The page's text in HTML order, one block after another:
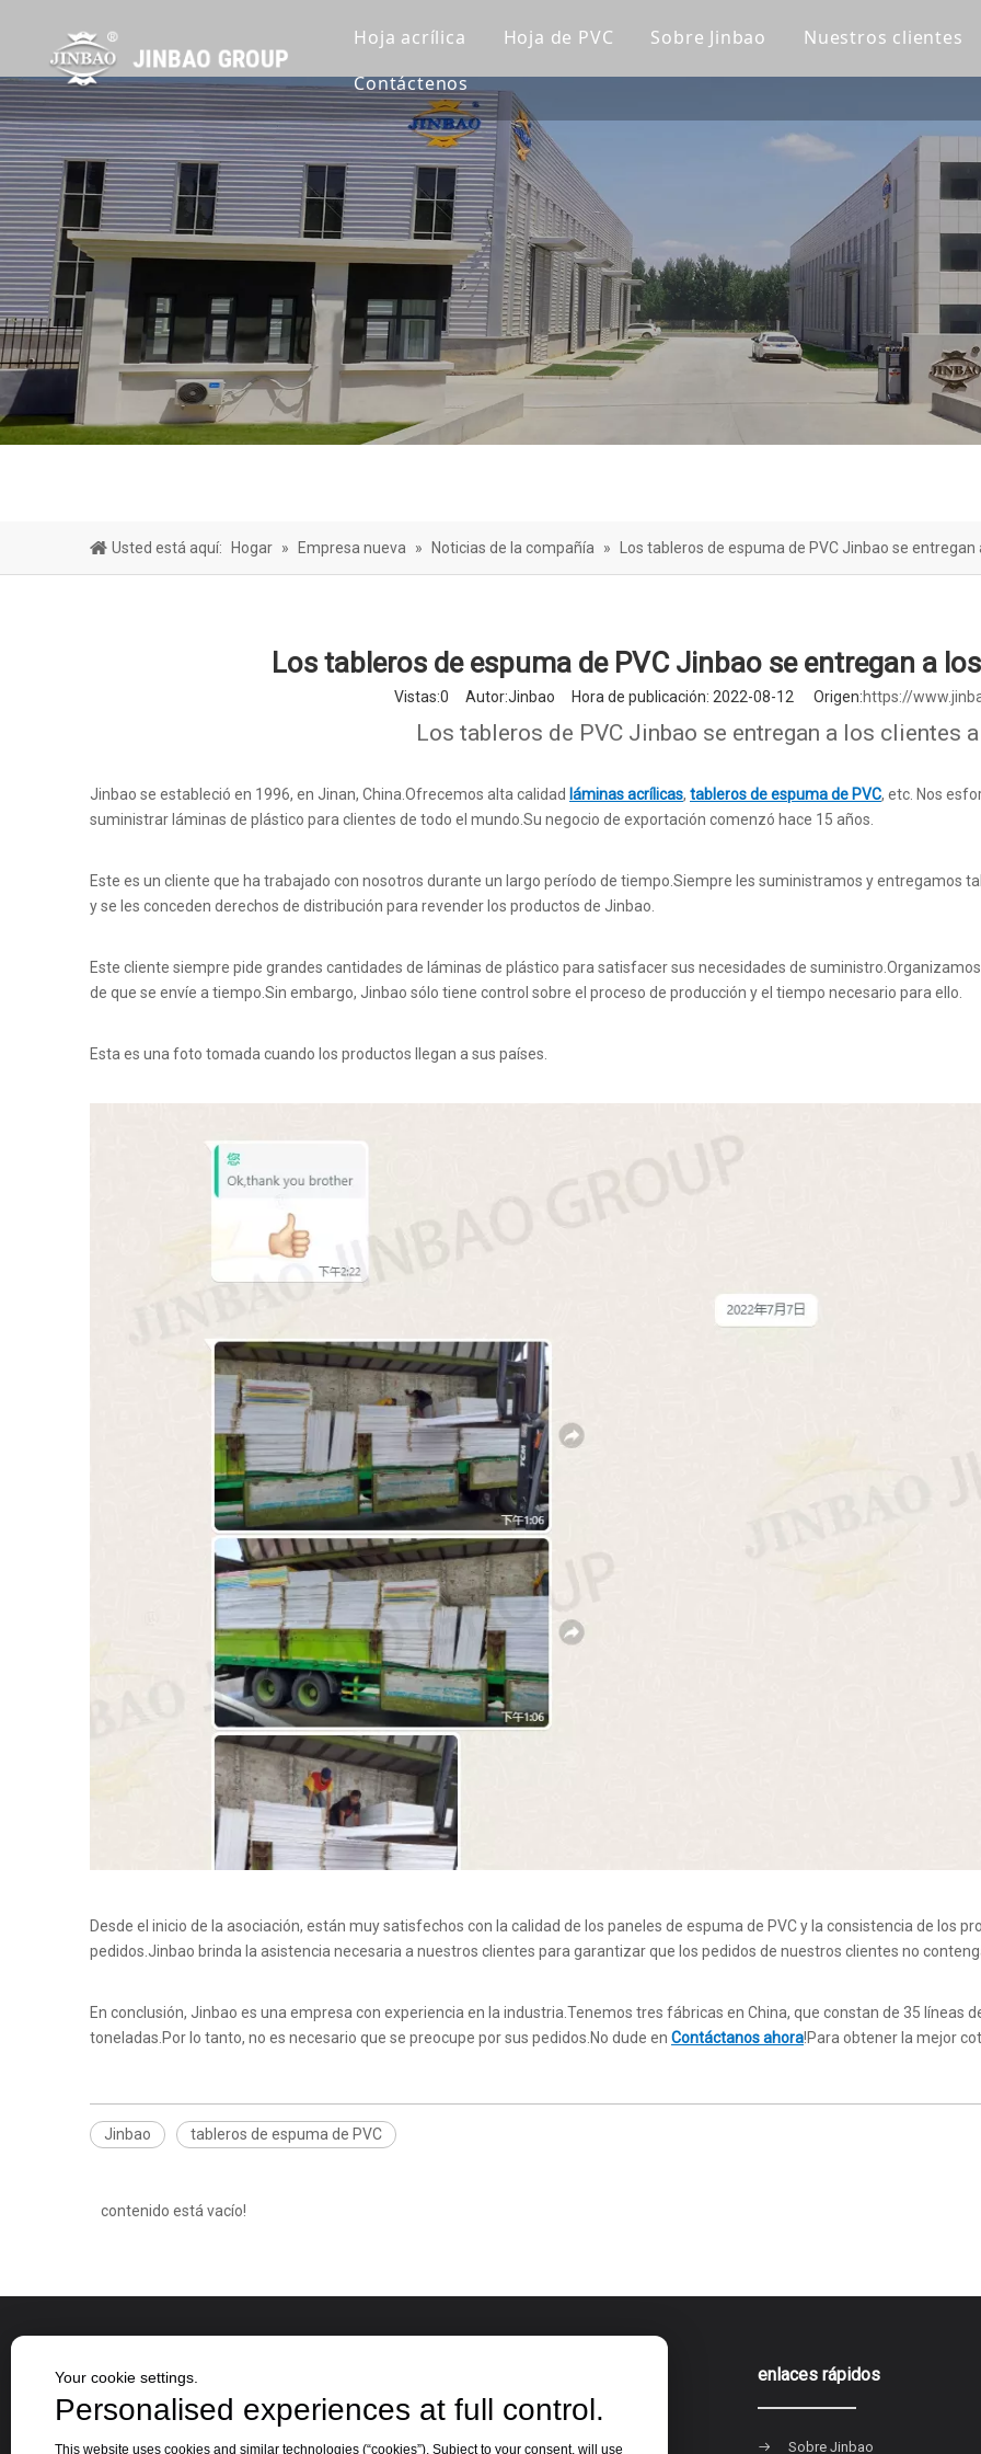
Hoja acrílica
Hoja de acrílico fundido
Hoja de acrílico transparente
Hoja de acrílico de color
Extruir lámina acrílica
Hoja de acrílico esmerilado
Hoja de acrílico espejo
Hoja de acrílico de patrón
Hoja acrílica súper gruesa
Hoja de PVC
Tablero de gabinete de PVC
Tablero de PVC Celuka
Tablero de espuma extruido de PVC
Tablero de espuma sin PVC
Panel de pared de WPC
Panel de pared ultravioleta
Sobre Jinbao
Perfil de la empresa
Línea de fábrica
Certificaciones
Noticias de la compañía
Nuestros clientes
Contáctenos
Usted está aquí: Hogar » Empresa nueva » Noticias de la compañía » Los tableros de espuma de PVC Jinbao se
Los tableros de espuma de PVC Jinbao se entregan a
Vistas:0 Autor:Jinbao Hora de publicación: 2022-08-12 Origen:https://
Los tableros de PVC Jinbao se entregan a los clientes
Jinbao se estableció en 1996, en Jinan, China.Ofrecemos alta calidad láminas acrílicas, tableros de espuma de PVC, etc. Nos
suministrar láminas de plástico para clientes de todo el mundo.Su negocio de exportación comenzó hace 15 años.
Este es un cliente que ha trabajado con nosotros durante un largo período de tiempo.Siempre les suministramos y entregamos
y se les conceden derechos de distribución para revender los productos de Jinbao.
Este cliente siempre pide grandes cantidades de láminas de plástico para satisfacer sus necesidades de
de que se envíe a tiempo.Sin embargo, Jinbao sólo tiene control sobre el proceso de producción y el tiempo necesario para ello.
Esta es una foto tomada cuando los productos llegan a sus países.
Desde el inicio de la asociación, están muy satisfechos con la calidad de los paneles de espuma de PVC y la consistencia de los
pedidos.Jinbao brinda la asistencia necesaria a nuestros clientes para garantizar que los pedidos de nuestros clientes no
En conclusión, Jinbao es una empresa con experiencia en la industria.Tenemos tres fábricas en China, que constan de 35 líneas
toneladas.Por lo tanto, no es necesario que se preocupe por sus pedidos.No dude en Contáctanos ahora!Para obtener la mejor
Jinbao tableros de espuma de PVC
contenido está vacío!
Sobre nosotros
Jinbao Group se estableció en 1996 y su Hoja acrílica
enlaces rápidos
Sobre Jinbao
Your cookie settings.
Personalised experiences at full control.
This website uses cookies and similar technologies (“cookies”). Subject to your consent, will use